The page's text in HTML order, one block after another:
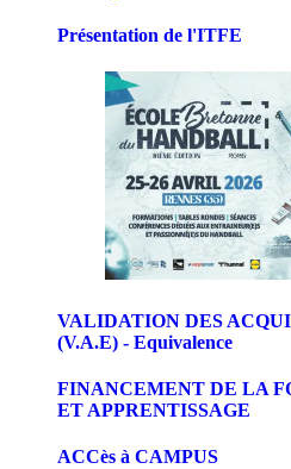
Présentation de l'ITFE
VALIDATION DES
(V.A.E) - Equivalence
FINANCEMENT DE LA
ET APPRENTISSAGE
ACCès à CAMPUS